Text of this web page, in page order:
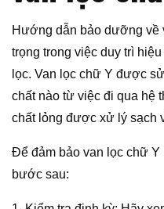
Hướng dẫn bảo dưỡng về
trọng trong việc duy trì
lọc. Van lọc chữ Y được
chất nào từ việc đi qua hệ
chất lỏng được xử lý sạch
Để đảm bảo van lọc chữ Y
bước sau: